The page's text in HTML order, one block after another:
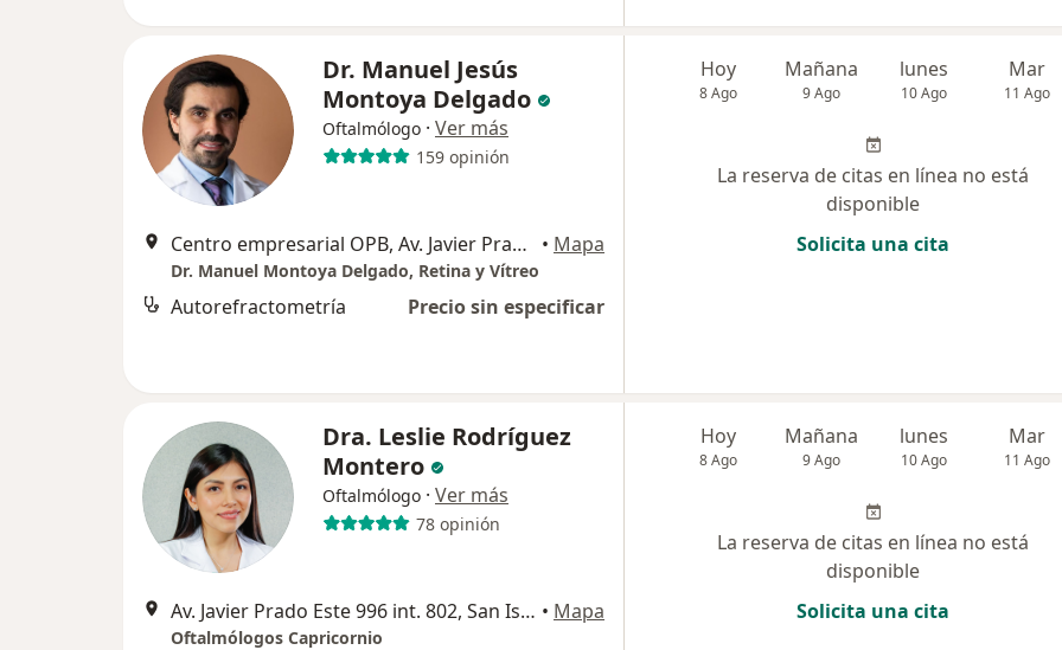
Dr. Manuel Jesús
Montoya Delgado
Oftalmólogo · Ver más
159 opinión
Centro empresarial OPB, Av. Javier Prado Este 4473, octavo piso., Surco • Mapa
Dr. Manuel Montoya Delgado, Retina y Vítreo
Autorefractometría Precio sin especificar
Hoy
8 Ago
Mañana
9 Ago
lunes
10 Ago
Mar
11 Ago
La reserva de citas en línea no está
disponible
Solicita una cita
Dra. Leslie Rodríguez
Montero
Oftalmólogo · Ver más
78 opinión
Av. Javier Prado Este 996 int. 802, San Isidro • Mapa
Oftalmólogos Capricornio
Hoy
8 Ago
Mañana
9 Ago
lunes
10 Ago
Mar
11 Ago
La reserva de citas en línea no está
disponible
Solicita una cita